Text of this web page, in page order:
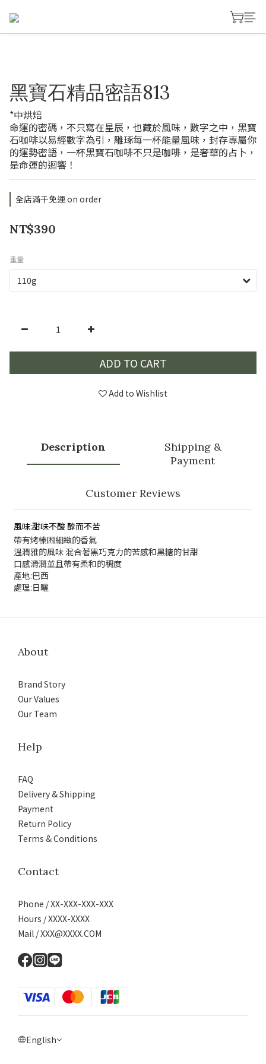
黑寶石精品密語813
*中烘焙
命運的密碼，不只寫在星辰，也藏於風味，數字之中，黑寶
石咖啡以易經數字為引，雕琢每一杯能量風味，封存專屬你
的運勢密語，一杯黑寶石咖啡不只是咖啡，是奢華的占卜，
是命運的迴響！
全店滿千免運 on order
NT$390
重量
ADD TO CART
Add to Wishlist
Description
Shipping &
Payment
Customer Reviews
風味:甜味不酸 醇而不苦
帶有烤榛困細緻的香氣
溫潤雅的風味 混合著黑巧克力的苦感和黑糖的甘甜
口感滑潤並且帶有柔和的稠度
產地:巴西
處理:日曬
About
Brand Story
Our Values
Our Team
Help
FAQ
Delivery & Shipping
Payment
Return Policy
Terms & Conditions
Contact
Phone / XX-XXX-XXX-XXX
Hours / XXXX-XXXX
Mail / XXX@XXXX.COM
English